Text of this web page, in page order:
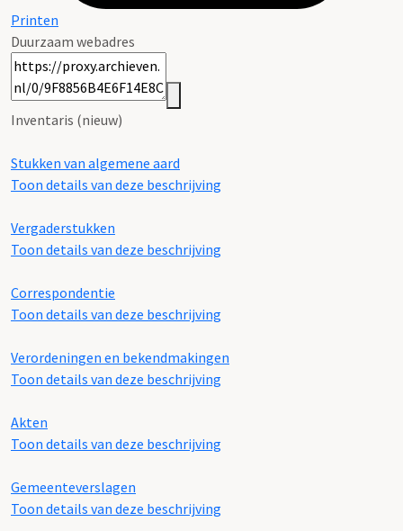
Printen
Duurzaam webadres
Inventaris (nieuw)
Stukken van algemene aard
Toon details van deze beschrijving
Vergaderstukken
Toon details van deze beschrijving
Correspondentie
Toon details van deze beschrijving
Verordeningen en bekendmakingen
Toon details van deze beschrijving
Akten
Toon details van deze beschrijving
Gemeenteverslagen
Toon details van deze beschrijving